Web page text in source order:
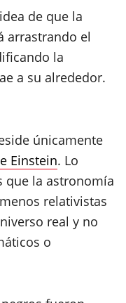
de que la
arrastrando el
la
a su alrededor.
únicamente
Einstein. Lo
que la astronomía
relativistas
real y no
o